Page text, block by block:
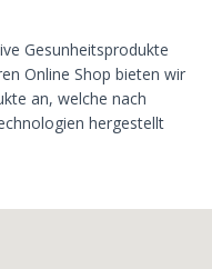
Gesunheitsprodukte
Online Shop bieten wir
an, welche nach
hergestellt